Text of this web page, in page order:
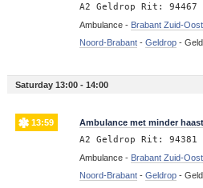
A2 Geldrop Rit: 94467
Ambulance - Brabant Zuid-Oost
Noord-Brabant- Geldrop-
Saturday 13:00 - 14:00
13:59 Ambulance met minder
A2 Geldrop Rit: 94381
Ambulance - Brabant Zuid-Oost
Noord-Brabant- Geldrop-